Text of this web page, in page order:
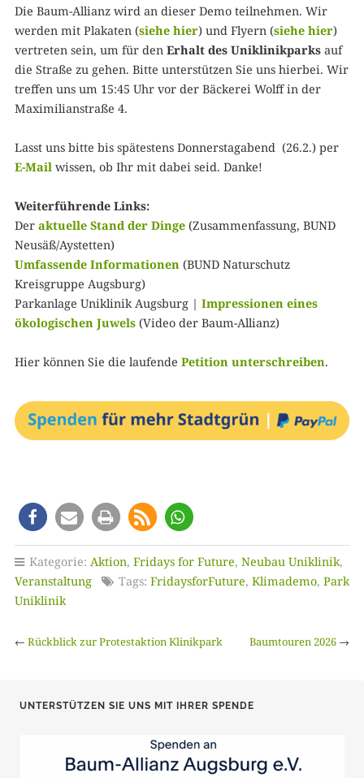
Die Baum-Allianz wird an dieser Demo teilnehmen. Wir
werden mit Plakaten (siehe hier) und Flyern (siehe hier)
vertreten sein, um für den Erhalt des Uniklinikparksauf
die Straße zu gehen. Bitte unterstützen Sie uns hierbei. Wir
treffen uns um 15:45 Uhr vor der Bäckerei Wolff in der
Maximilianstraße 4.
Lasst uns bitte bis spätestens Donnerstagabend (26.2.) per
E-Mail wissen, ob Ihr mit dabei seid. Danke!
Weiterführende Links:
Der aktuelle Stand der Dinge(Zusammenfassung, BUND
Neusäß/Aystetten)
Umfassende Informationen (BUND Naturschutz
Kreisgruppe Augsburg)
Parkanlage Uniklinik Augsburg | Impressionen eines
ökologischen Juwels(Video der Baum-Allianz)
Hier können Sie die laufende Petition unterschreiben.
Kategorie: Aktion, Fridays for Future, Neubau Uniklinik,
Veranstaltung
Tags: FridaysforFuture, Klimademo, Park
Uniklinik
← Rückblick zur Protestaktion Klinikpark Baumtouren 2026 →
UNTERSTÜTZEN SIE UNS MIT IHRER SPENDE